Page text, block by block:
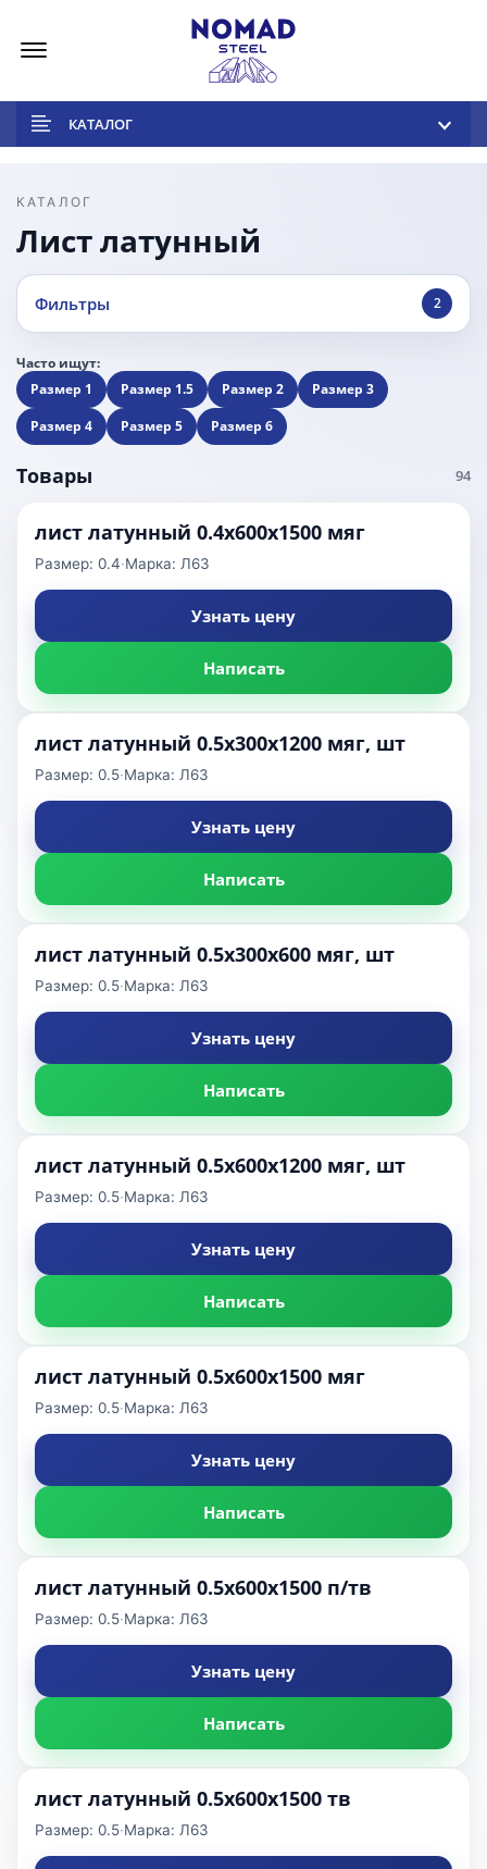
КАТАЛОГ
КАТАЛОГ
Лист латунный
Фильтры 2
Часто ищут:
Размер 1
Размер 1.5 Размер 2
Размер 3
Размер 4
Размер 5 Размер 6
Товары 94
лист латунный 0.4х600х1500 мяг
Размер: 0.4·Марка: Л63
Узнать цену
Написать
лист латунный 0.5х300х1200 мяг, шт
Размер: 0.5·Марка: Л63
Узнать цену
Написать
лист латунный 0.5х300х600 мяг, шт
Размер: 0.5·Марка: Л63
Узнать цену
Написать
лист латунный 0.5х600х1200 мяг, шт
Размер: 0.5·Марка: Л63
Узнать цену
Написать
лист латунный 0.5х600х1500 мяг
Размер: 0.5·Марка: Л63
Узнать цену
Написать
лист латунный 0.5х600х1500 п/тв
Размер: 0.5·Марка: Л63
Узнать цену
Написать
лист латунный 0.5х600х1500 тв
Размер: 0.5·Марка: Л63